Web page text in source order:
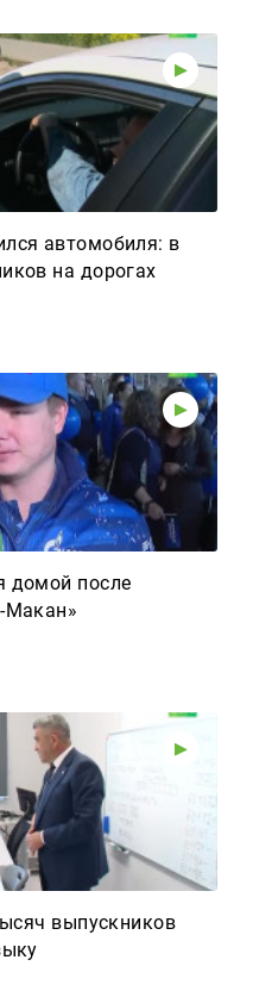
автомобиля: в
на дорогах
домой после
Макан»
выпускников